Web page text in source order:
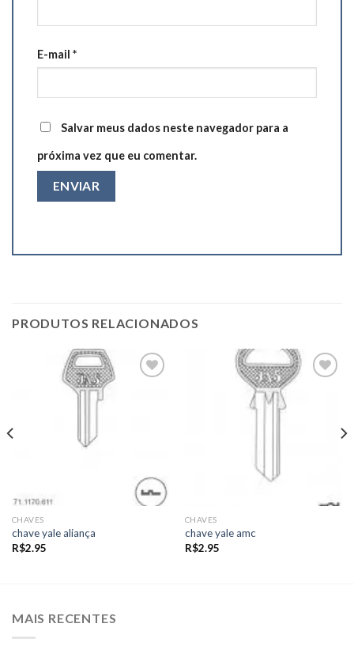
E-mail *
Salvar meus dados neste navegador para a
próxima vez que eu comentar.
PRODUTOS RELACIONADOS
CHAVES
chave yale aliança
R$2.95
CHAVES
chave yale amc
R$2.95
MAIS RECENTES